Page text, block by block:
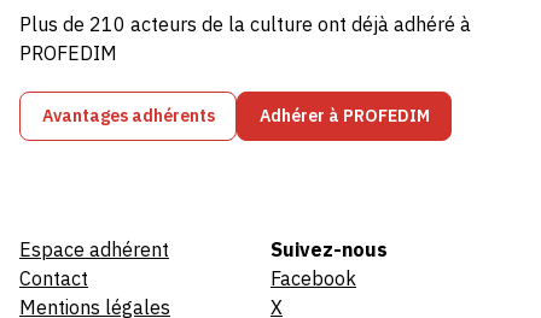
Plus de 210 acteurs de la culture ont déjà adhéré à
PROFEDIM
Avantages adhérents Adhérer à PROFEDIM
Espace adhérent
Contact
Mentions légales
Suivez-nous
Facebook
X